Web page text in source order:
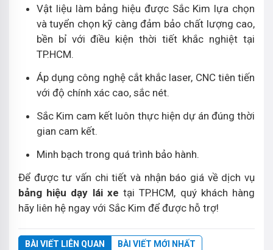
Vật liệu làm bảng hiệu được Sắc Kim lựa chọn
và tuyển chọn kỹ càng đảm bảo chất lượng cao,
bền bỉ với điều kiện thời tiết khắc nghiệt tại
TP.HCM.
Áp dụng công nghệ cắt khắc laser, CNC tiên tiến
với độ chính xác cao, sắc nét.
Sắc Kim cam kết luôn thực hiện dự án đúng thời
gian cam kết.
Minh bạch trong quá trình bảo hành.
Để được tư vấn chi tiết và nhận báo giá về dịch vụ
bảng hiệu dạy lái xetại TP.HCM, quý khách hàng
hãy liên hệ ngay với Sắc Kim để được hỗ trợ!
BÀI VIẾT LIÊN QUAN BÀI VIẾT MỚI NHẤT